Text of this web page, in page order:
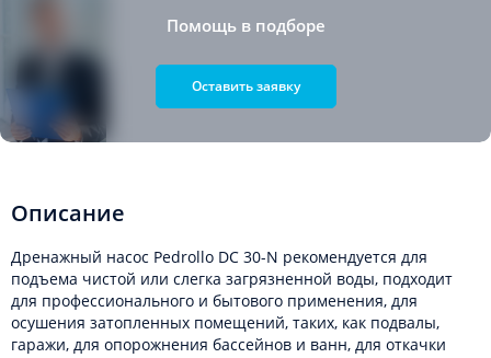
Помощь в подборе
Оставить заявку
Описание
Дренажный насос Pedrollo DC 30-N рекомендуется для
подъема чистой или слегка загрязненной воды, подходит
для профессионального и бытового применения, для
осушения затопленных помещений, таких, как подвалы,
гаражи, для опорожнения бассейнов и ванн, для откачки